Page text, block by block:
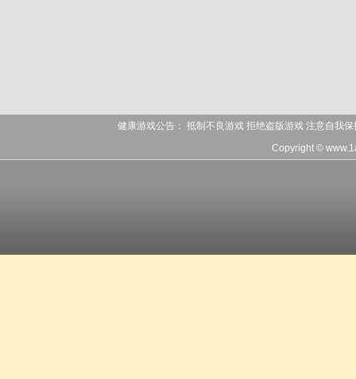
健康游戏公告： 抵制不良游戏 拒绝盗版游戏 注意自我
Copyright ©